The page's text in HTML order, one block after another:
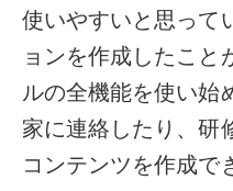
使いやすいと思って
ョンを作成したこと
ルの全機能を使い始
家に連絡したり、研
コンテンツを作成で